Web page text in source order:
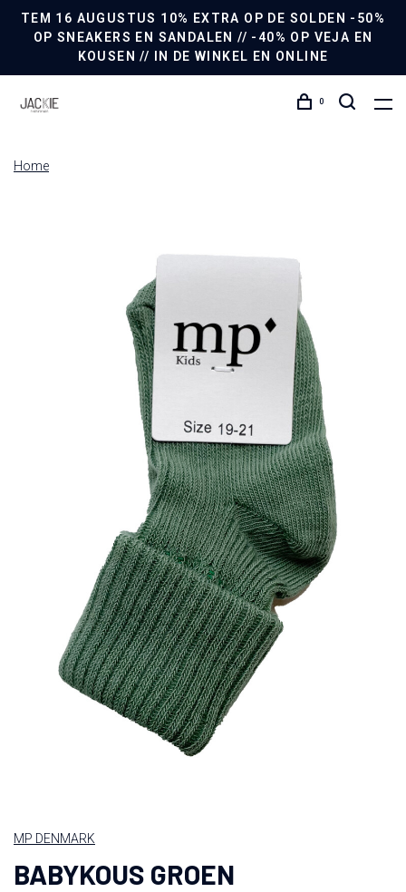
TEM 16 AUGUSTUS 10% EXTRA OP DE SOLDEN -50%
OP SNEAKERS EN SANDALEN // -40% OP VEJA EN
KOUSEN // IN DE WINKEL EN ONLINE
0
Home
MP DENMARK
BABYKOUS GROEN